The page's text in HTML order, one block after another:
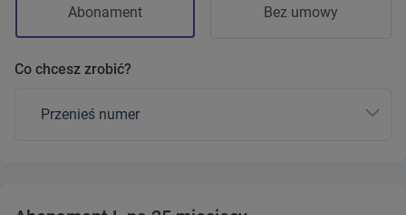
Abonament Bez umowy
Co chcesz zrobić?
Przenieś numer